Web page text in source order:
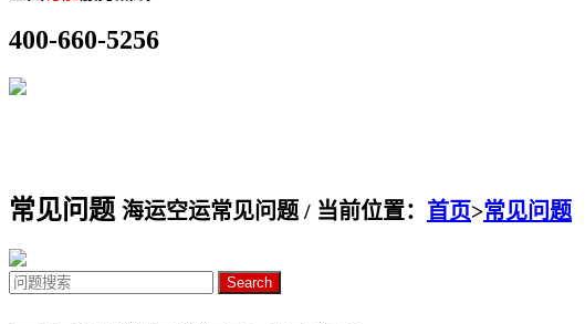
400-660-5256
常见问题 海运空运常见问题 / 当前位置： 首页>常见问题
Search